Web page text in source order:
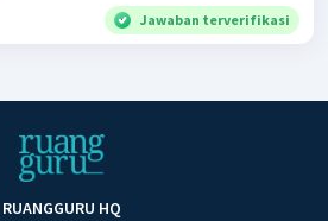
Jawaban terverifikasi
RUANGGURU HQ